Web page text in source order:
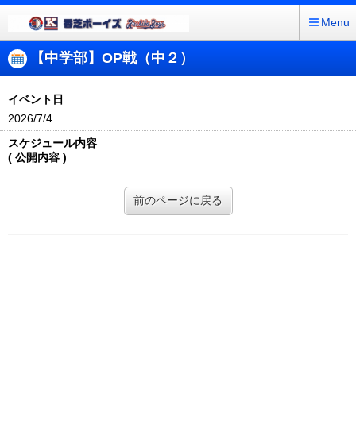
Menu
【中学部】OP戦（中２）
イベント日
2026/7/4
スケジュール内容
( 公開内容 )
前のページに戻る